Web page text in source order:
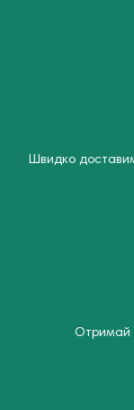
Швидко
Отримай